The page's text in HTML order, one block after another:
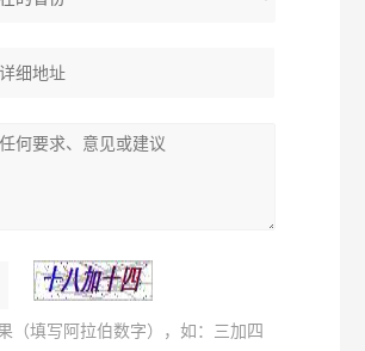
（填写阿拉伯数字），如：三加四